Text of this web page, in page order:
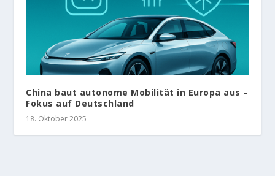
China baut autonome Mobilität in Europa aus –
Fokus auf Deutschland
18. Oktober 2025